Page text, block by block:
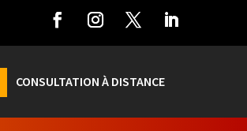
CONSULTATION À DISTANCE